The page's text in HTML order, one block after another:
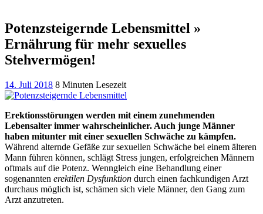
Potenzsteigernde Lebensmittel »
Ernährung für mehr sexuelles
Stehvermögen!
14. Juli 2018 8 Minuten Lesezeit
Erektionsstörungen werden mit einem zunehmenden
Lebensalter immer wahrscheinlicher. Auch junge Männer
haben mitunter mit einer sexuellen Schwäche zu kämpfen.
Während alternde Gefäße zur sexuellen Schwäche bei einem älteren
Mann führen können, schlägt Stress jungen, erfolgreichen Männern
oftmals auf die Potenz. Wenngleich eine Behandlung einer
sogenannten erektilen Dysfunktion durch einen fachkundigen Arzt
durchaus möglich ist, schämen sich viele Männer, den Gang zum
Arzt anzutreten.